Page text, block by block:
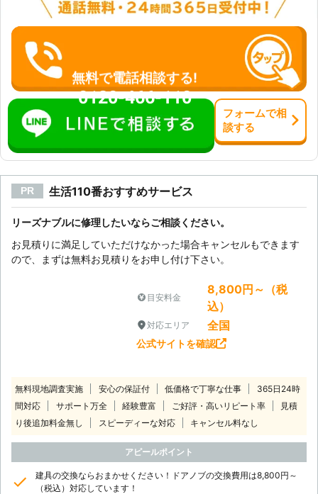
無料で電話相談する!
0120-466-110
フォームで相
談する
PR 生活110番おすすめサービス
リーズナブルに修理したいならご相談ください。
お見積りに満足していただけなかった場合キャンセルもできます
ので、まずは無料お見積りをお申し付け下さい。
目安料金
8,800円～（税
込）
対応エリア 全国
公式サイトを確認
無料現地調査実施 安心の保証付 低価格で丁寧な仕事
365日24時
間対応
サポート万全 経験豊富 ご好評・高いリピート率
見積
り後追加料金無し
スピーディーな対応 キャンセル料なし
アピールポイント
建具の交換ならおまかせください！ドアノブの交換費用は8,800円～
（税込）対応しています！